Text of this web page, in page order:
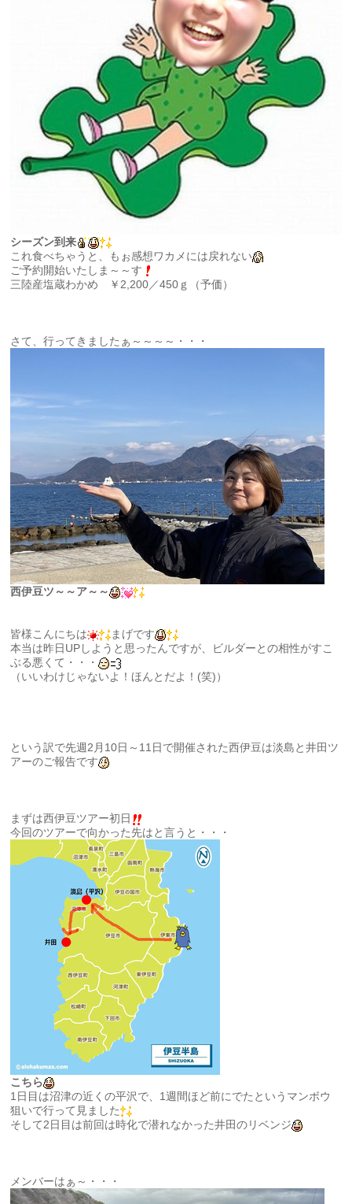
シーズン到来
これ食べちゃうと、もぉ感想ワカメには戻れない
ご予約開始いたしま～～す
三陸産塩蔵わかめ ￥2,200／450ｇ（予価）
さて、行ってきましたぁ～～～～・・・
西伊豆ツ～～ア～～
皆様こんにちは
まげです
本当は昨日UPしようと思ったんですが、ビルダーとの相性がすこ
ぶる悪くて・・・
（いいわけじゃないよ！ほんとだよ！(笑)）
という訳で先週2月10日～11日で開催された西伊豆は淡島と井田ツ
アーのご報告です
まずは西伊豆ツアー初日
今回のツアーで向かった先はと言うと・・・
こちら
1日目は沼津の近くの平沢で、1週間ほど前にでたというマンボウ
狙いで行って見ました
そして2日目は前回は時化で潜れなかった井田のリベンジ
メンバーはぁ～・・・